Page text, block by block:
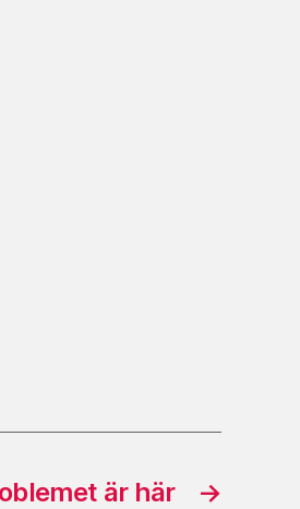
→
är här